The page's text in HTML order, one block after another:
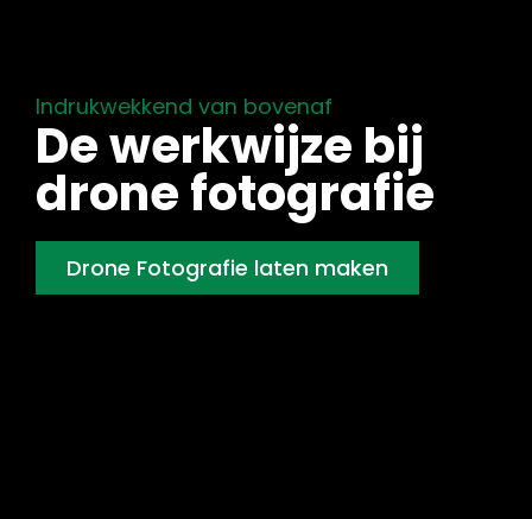
Indrukwekkend van bovenaf
De werkwijze bij
drone fotografie
Drone Fotografie laten maken